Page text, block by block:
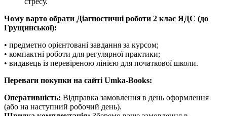
Чому варто обрати Діагностичні роботи 2 клас ЯДС (до
Грущинської):
• предметно орієнтовані завдання за курсом;
• компактні роботи для регулярної практики;
• видавець із перевіреною лінією для початкової школи.
Переваги покупки на сайті Umka-Books:
Оперативність: Відправка замовлення в день оформлення
(або на наступний робочий день).